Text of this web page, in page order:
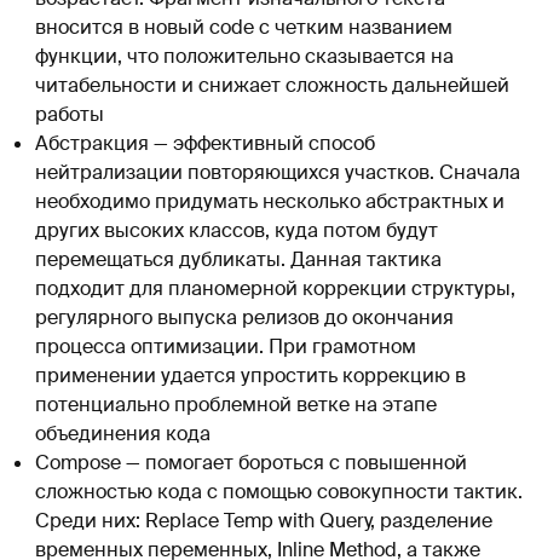
вносится в новый code с четким названием
функции, что положительно сказывается на
читабельности и снижает сложность дальнейшей
работы
Абстракция — эффективный способ
нейтрализации повторяющихся участков. Сначала
необходимо придумать несколько абстрактных и
других высоких классов, куда потом будут
перемещаться дубликаты. Данная тактика
подходит для планомерной коррекции структуры,
регулярного выпуска релизов до окончания
процесса оптимизации. При грамотном
применении удается упростить коррекцию в
потенциально проблемной ветке на этапе
объединения кода
Compose — помогает бороться с повышенной
сложностью кода с помощью совокупности тактик.
Среди них: Replace Temp with Query, разделение
временных переменных, Inline Method, а также